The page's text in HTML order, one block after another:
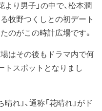
り男子」の中で、松本潤
牧野つくしとの初デート
のがこの時計広場です。
はその後もドラマ内で何
トスポットとなりまし
れ」、通称「花晴れ」がド